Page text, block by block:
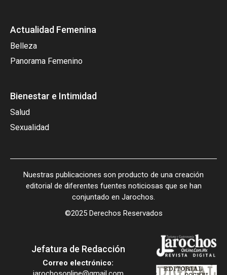
Actualidad Femenina
Belleza
Panorama Femenino
Bienestar e Intimidad
Salud
Sexualidad
Nuestras publicaciones son producto de una creación
editorial de diferentes fuentes noticiosas que se han
conjuntado en Jarochos.
©2025 Derechos Reservados
Jefatura de Redacción
Correo electrónico: